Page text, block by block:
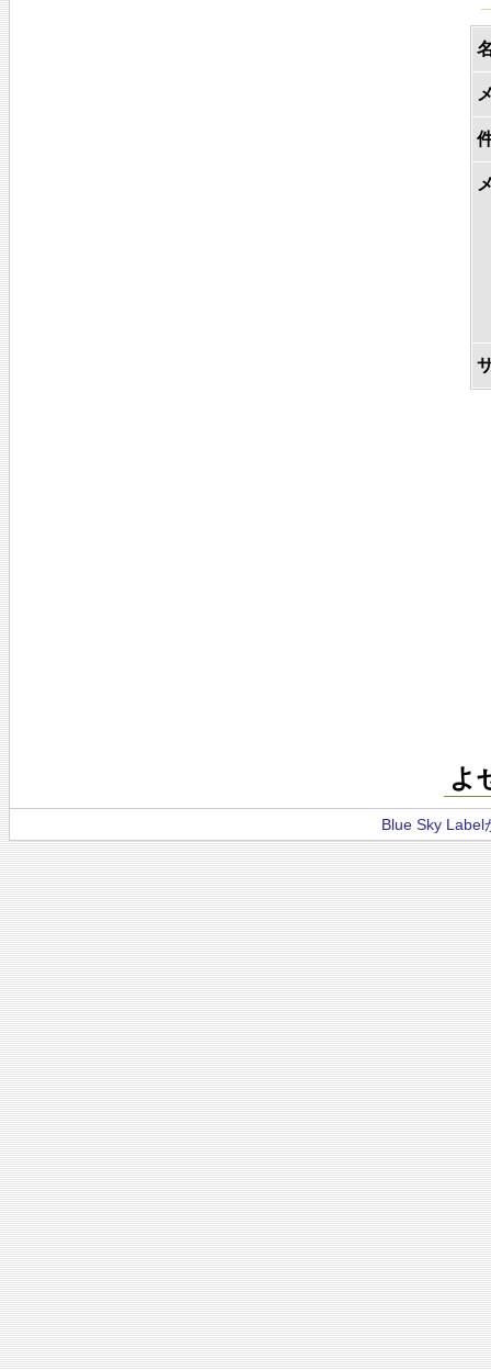
よ
Blue Sky Label